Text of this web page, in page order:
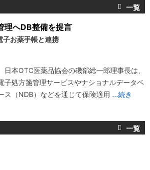
理へDB整備を提言
子お薬手帳と連携
日本OTC医薬品協会の磯部総一郎理事長は、
子処方箋管理サービスやナショナルデータベ
ス（NDB）などを通じて保険適用 ...続き